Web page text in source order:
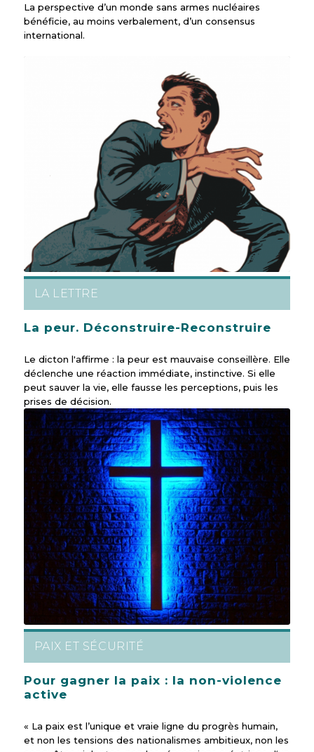
La perspective d’un monde sans armes nucléaires
bénéficie, au moins verbalement, d’un consensus
international.
LA LETTRE
La peur. Déconstruire-Reconstruire
Le dicton l'affirme : la peur est mauvaise conseillère. Elle
déclenche une réaction immédiate, instinctive. Si elle
peut sauver la vie, elle fausse les perceptions, puis les
prises de décision.
PAIX ET SÉCURITÉ
Pour gagner la paix : la non-violence
active
« La paix est l’unique et vraie ligne du progrès humain,
et non les tensions des nationalismes ambitieux, non les